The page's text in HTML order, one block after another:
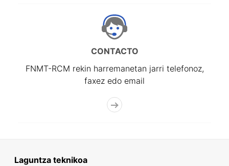
CONTACTO
FNMT-RCM rekin harremanetan jarri telefonoz,
faxez edo email
Laguntza teknikoa